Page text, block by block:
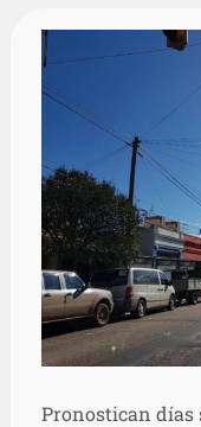
Pronostican días